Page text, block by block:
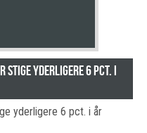
stige yderligere 6 pct. i
yderligere 6 pct. i år